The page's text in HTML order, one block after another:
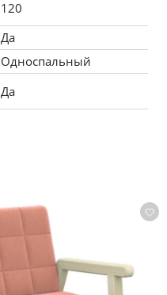
120
Да
Односпальный
Да